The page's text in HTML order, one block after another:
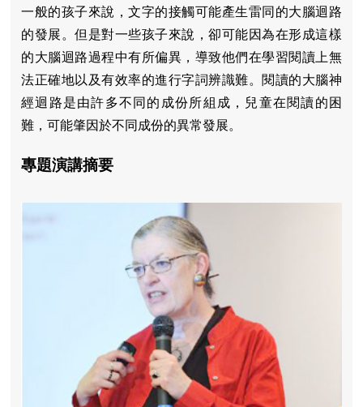
一般的孩子來說，文字的接觸可能產生雷同的大腦迴路
的發展。但是對一些孩子來說，卻可能因為在形成這樣
的大腦迴路過程中有所偏異，導致他們在學習閱讀上無
法正確地以及有效率的進行字詞辨識難。閱讀的大腦神
經迴路是由許多不同的成份所組成，兒童在閱讀的困
難，可能肇因於不同成份的異常發展。
專題演講摘要